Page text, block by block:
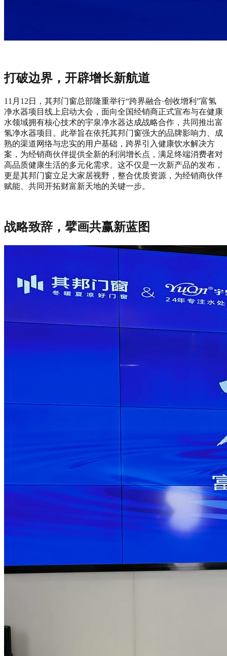
打破边界，开辟增长新航道
11月12日，其邦门窗总部隆重举行“跨界融合·创收增利”富氢
净水器项目线上启动大会，面向全国经销商正式宣布与在健康
水领域拥有核心技术的宇泉净水器达成战略合作，共同推出富
氢净水器项目。此举旨在依托其邦门窗强大的品牌影响力、成
熟的渠道网络与忠实的用户基础，跨界引入健康饮水解决方
案，为经销商伙伴提供全新的利润增长点，满足终端消费者对
高品质健康生活的多元化需求。这不仅是一次新产品的发布，
更是其邦门窗立足大家居视野，整合优质资源，为经销商伙伴
赋能、共同开拓财富新天地的关键一步。
战略致辞，擘画共赢新蓝图